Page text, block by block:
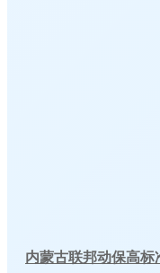
内蒙古联邦动保高